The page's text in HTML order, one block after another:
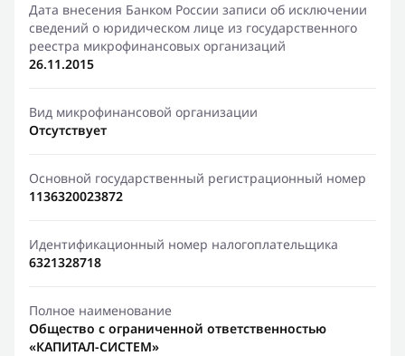
Дата внесения Банком России записи об исключении
сведений о юридическом лице из государственного
реестра микрофинансовых организаций
26.11.2015
Вид микрофинансовой организации
Отсутствует
Основной государственный регистрационный номер
1136320023872
Идентификационный номер налогоплательщика
6321328718
Полное наименование
Общество с ограниченной ответственностью
«КАПИТАЛ-СИСТЕМ»